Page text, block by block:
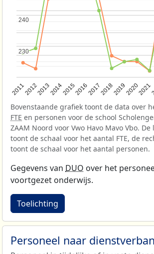
20112012201320142015201620172018201920202021
230
230
240
240
Bovenstaande grafiek toont de data over
FTE en personen voor de school
ZAAM Noord voor Vwo Havo Mavo Vbo.
toont de schaal voor het aantal FTE, de
toont de schaal voor het aantal personen.
Gegevens van DUO over het
voortgezet onderwijs.
Toelichting
Personeel naar